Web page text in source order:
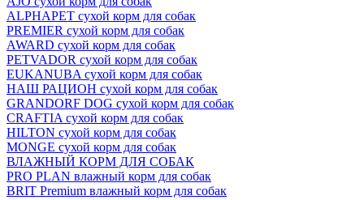
ALPHAPET сухой корм для собак
PREMIER сухой корм для собак
AWARD сухой корм для собак
PETVADOR сухой корм для собак
EUKANUBA сухой корм для собак
НАШ РАЦИОН сухой корм для собак
GRANDORF DOG сухой корм для собак
CRAFTIA сухой корм для собак
HILTON сухой корм для собак
MONGE сухой корм для собак
ВЛАЖНЫЙ КОРМ ДЛЯ СОБАК
PRO PLAN влажный корм для собак
BRIT Premium влажный корм для собак